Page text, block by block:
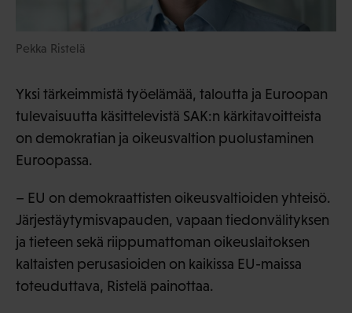
Pekka Ristelä
Yksi tärkeimmistä työelämää, taloutta ja Euroopan
tulevaisuutta käsittelevistä SAK:n kärkitavoitteista
on demokratian ja oikeusvaltion puolustaminen
Euroopassa.
– EU on demokraattisten oikeusvaltioiden yhteisö.
Järjestäytymisvapauden, vapaan tiedonvälityksen
ja tieteen sekä riippumattoman oikeuslaitoksen
kaltaisten perusasioiden on kaikissa EU-maissa
toteuduttava, Ristelä painottaa.